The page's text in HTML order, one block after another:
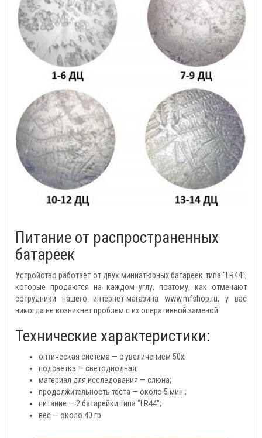
Питание от распространенных
батареек
Устройство работает от двух миниатюрных батареек типа "LR44",
которые продаются на каждом углу, поэтому, как отмечают
сотрудники нашего интернет-магазина www.mfshop.ru, у вас
никогда не возникнет проблем с их оперативной заменой.
Технические характеристики:
оптическая система — с увеличением 50х;
подсветка — светодиодная;
материал для исследования — слюна;
продолжительность теста — около 5 мин.;
питание — 2 батарейки типа "LR44";
вес — около 40 гр.